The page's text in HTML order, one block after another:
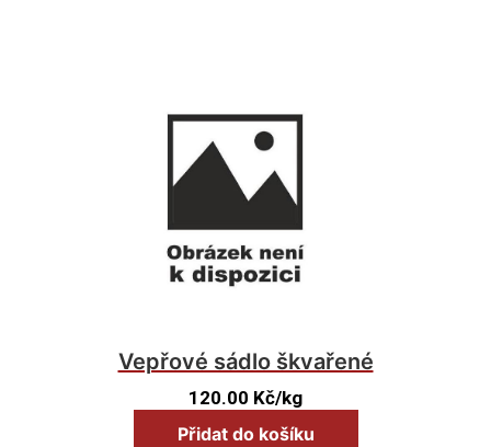
Vepřové sádlo škvařené
120.00 Kč/kg
Přidat do košíku